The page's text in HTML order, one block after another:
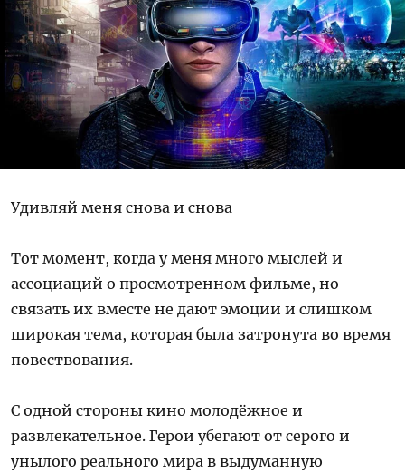
Удивляй меня снова и снова
Тот момент, когда у меня много мыслей и
ассоциаций о просмотренном фильме, но
связать их вместе не дают эмоции и слишком
широкая тема, которая была затронута во время
повествования.
С одной стороны кино молодёжное и
развлекательное. Герои убегают от серого и
унылого реального мира в выдуманную